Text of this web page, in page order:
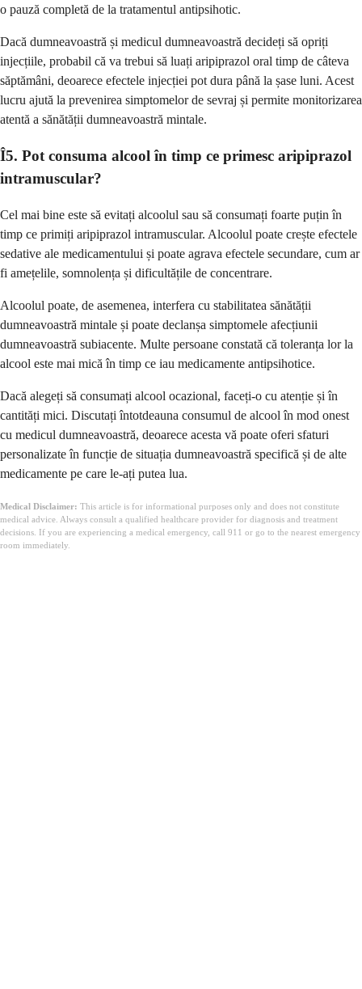
o pauză completă de la tratamentul antipsihotic.
Dacă dumneavoastră și medicul dumneavoastră decideți să opriți
injecțiile, probabil că va trebui să luați aripiprazol oral timp de câteva
săptămâni, deoarece efectele injecției pot dura până la șase luni. Acest
lucru ajută la prevenirea simptomelor de sevraj și permite monitorizarea
atentă a sănătății dumneavoastră mintale.
Î5. Pot consuma alcool în timp ce primesc aripiprazol
intramuscular?
Cel mai bine este să evitați alcoolul sau să consumați foarte puțin în
timp ce primiți aripiprazol intramuscular. Alcoolul poate crește efectele
sedative ale medicamentului și poate agrava efectele secundare, cum ar
fi amețelile, somnolența și dificultățile de concentrare.
Alcoolul poate, de asemenea, interfera cu stabilitatea sănătății
dumneavoastră mintale și poate declanșa simptomele afecțiunii
dumneavoastră subiacente. Multe persoane constată că toleranța lor la
alcool este mai mică în timp ce iau medicamente antipsihotice.
Dacă alegeți să consumați alcool ocazional, faceți-o cu atenție și în
cantități mici. Discutați întotdeauna consumul de alcool în mod onest
cu medicul dumneavoastră, deoarece acesta vă poate oferi sfaturi
personalizate în funcție de situația dumneavoastră specifică și de alte
medicamente pe care le-ați putea lua.
Medical Disclaimer: This article is for informational purposes only and does not constitute
medical advice. Always consult a qualified healthcare provider for diagnosis and treatment
decisions. If you are experiencing a medical emergency, call 911 or go to the nearest emergency
room immediately.